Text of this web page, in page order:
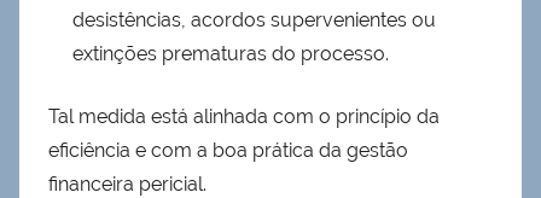
desistências, acordos supervenientes ou
extinções prematuras do processo.
Tal medida está alinhada com o princípio da
eficiência e com a boa prática da gestão
financeira pericial.